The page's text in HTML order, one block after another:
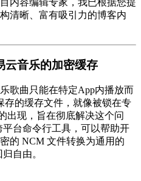
清晰、富有吸引力的博客内
云音乐的加密缓存
歌曲只能在特定App内播放而
存的缓存文件，就像被锁在专
出现，旨在彻底解决这个问
台命令行工具，可以帮助开
的 NCM 文件转换为通用的
自由。